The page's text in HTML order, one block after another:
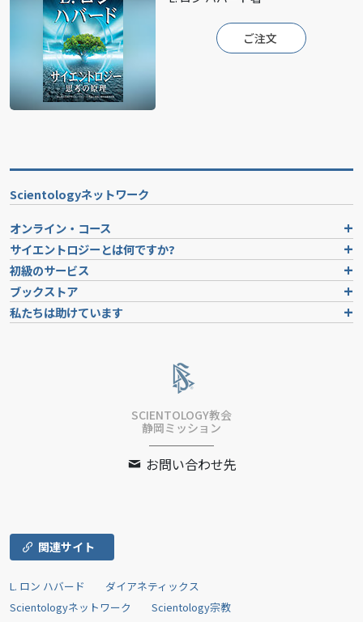
ご注文
Scientologyネットワーク
オンライン・コース
サイエントロジーとは何ですか?
初級のサービス
ブックストア
私たちは助けています
SCIENTOLOGY教会
静岡ミッション
お問い合わせ先
関連サイト
L. ロン ハバード
ダイアネティックス
Scientologyネットワーク
Scientology宗教